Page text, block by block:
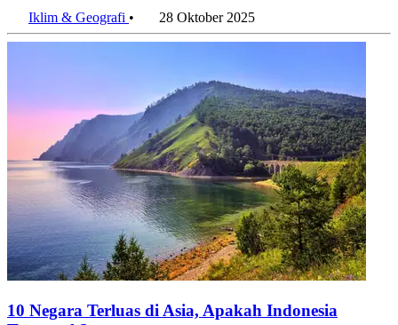
Iklim & Geografi • 28 Oktober 2025
10 Negara Terluas di Asia, Apakah Indonesia